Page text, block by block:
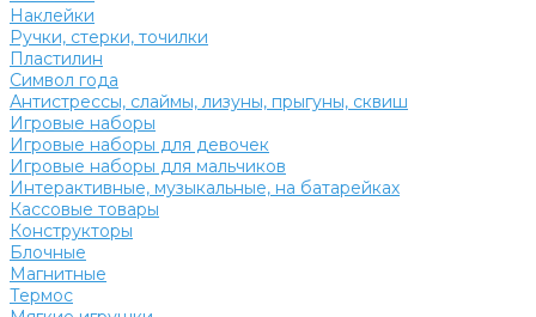
Наклейки
Ручки, стерки, точилки
Пластилин
Символ года
Антистрессы, слаймы, лизуны, прыгуны, сквиш
Игровые наборы
Игровые наборы для девочек
Игровые наборы для мальчиков
Интерактивные, музыкальные, на батарейках
Кассовые товары
Конструкторы
Блочные
Магнитные
Термос